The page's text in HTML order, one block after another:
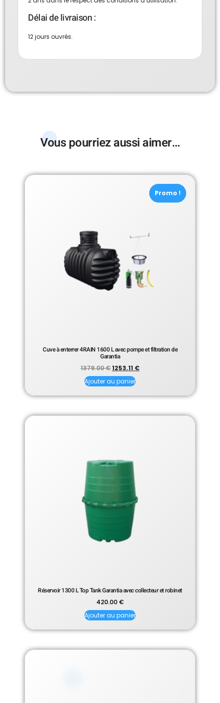
Délai de livraison :
12 jours ouvrés.
Vous pourriez aussi aimer…
Promo !
Promo !
Cuve à enterrer 4RAIN 1600 L avec pompe et filtration de
Garantia
1379.00€1253.11 €
Ajouter au panier
Réservoir 1300 L Top Tank Garantia avec collecteur et robinet
420.00 €
Ajouter au panier